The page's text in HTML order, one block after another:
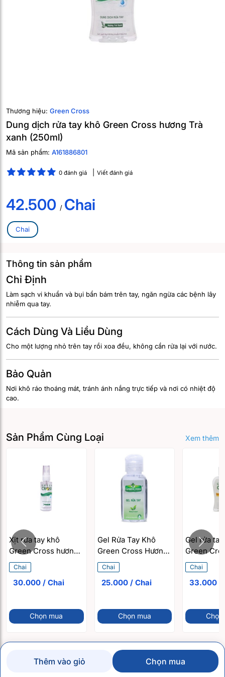
Thương hiệu: Green Cross
Dung dịch rửa tay khô Green Cross hương Trà
xanh (250ml)
Mã sản phẩm: A161886801
0 đánh giá Viết đánh giá
42.500 / Chai
Chai
Thông tin sản phẩm
Chỉ Định
Làm sạch vi khuẩn và bụi bẩn bám trên tay, ngăn ngừa các bệnh lây
nhiễm qua tay.
Cách Dùng Và Liều Dùng
Cho một lượng nhỏ trên tay rồi xoa đều, không cần rửa lại với nước.
Bảo Quản
Nơi khô ráo thoáng mát, tránh ánh nắng trực tiếp và nơi có nhiệt độ
cao.
Sản Phẩm Cùng Loại Xem thêm
Xịt rửa tay khô
Green Cross hương
Trà xanh (70ml)
Chai
30.000 / Chai
Chọn mua
Gel Rửa Tay Khô
Green Cross Hương
Trà Xanh (60ml)
Chai
25.000 / Chai
Chọn mua
Gel rửa
Green
Dưa Táo
Chai
Chọn
Thêm vào giỏ Chọn mua